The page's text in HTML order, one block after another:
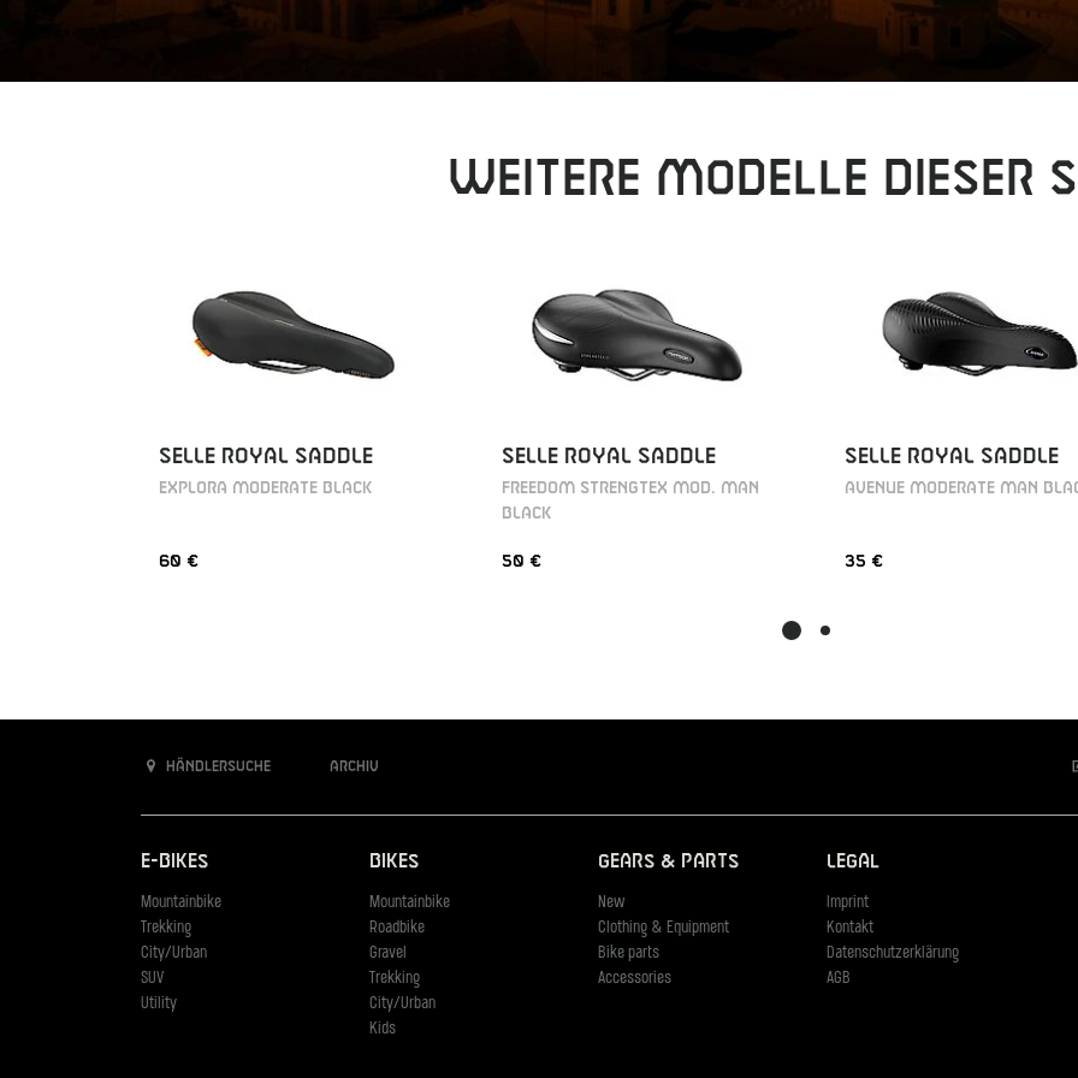
Weitere Modelle dieser
SELLE ROYAL SADDLE
EXPLORA MODERATE BLACK
60 €
SELLE ROYAL SADDLE
FREEDOM STRENGTEX MOD. MAN
BLACK
50 €
SELLE ROYAL SADDLE
AVENUE MODERATE MAN
35 €
Händlersuche Archiv
E-Bikes
Mountainbike
Trekking
City/Urban
SUV
Utility
Bikes
Mountainbike
Roadbike
Gravel
Trekking
City/Urban
Kids
Gears & Parts
New
Clothing & Equipment
Bike parts
Accessories
Legal
Imprint
Kontakt
Datenschutzerklärung
AGB